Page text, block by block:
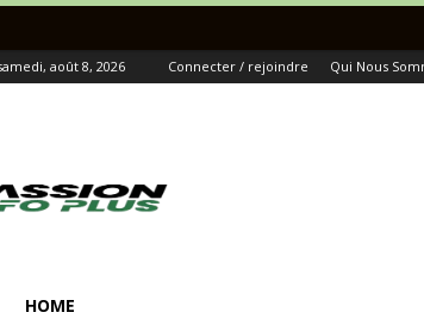
août 8, 2026 Connecter / rejoindre Qui Nous
HOME